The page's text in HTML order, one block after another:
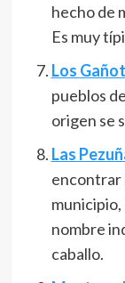
hecho de
Es muy
Los
pueblos
origen se
Las
encontrar
municipio,
nombre
caballo.